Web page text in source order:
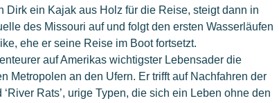
Dirk ein Kajak aus Holz für die Reise, steigt dann in
des Missouri auf und folgt den ersten Wasserläufen
ehe er seine Reise im Boot fortsetzt.
auf Amerikas wichtigster Lebensader die
Metropolen an den Ufern. Er trifft auf Nachfahren der
Rats’, urige Typen, die sich ein Leben ohne den